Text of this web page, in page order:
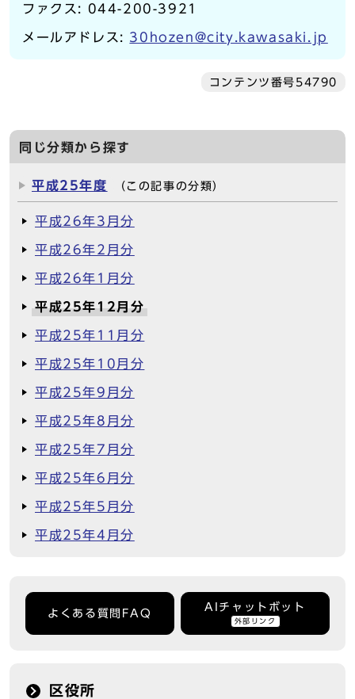
ファクス: 044-200-3921
メールアドレス: 30hozen@city.kawasaki.jp
コンテンツ番号54790
同じ分類から探す
平成25年度 （この記事の分類）
平成26年3月分
平成26年2月分
平成26年1月分
平成25年12月分
平成25年11月分
平成25年10月分
平成25年9月分
平成25年8月分
平成25年7月分
平成25年6月分
平成25年5月分
平成25年4月分
よくある質問FAQ
AIチャットボット
外部リンク
区役所